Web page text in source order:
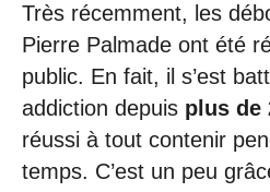
Très récemment, les
Pierre Palmade ont été
public. En fait, il s’est
addiction depuis plus de
réussi à tout contenir
temps. C’est un peu